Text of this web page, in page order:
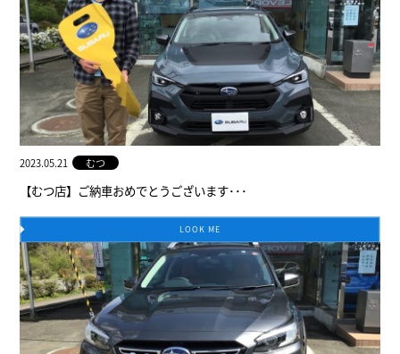
2023.05.21 むつ
【むつ店】ご納車おめでとうございます･･･
LOOK ME